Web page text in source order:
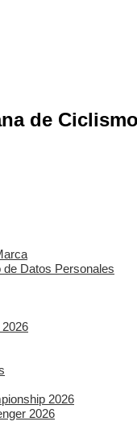
de Ciclismo
Datos Personales
2026
2026